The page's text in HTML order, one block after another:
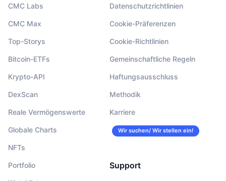
CMC Labs
CMC Max
Top-Storys
Bitcoin-ETFs
Krypto-API
DexScan
Reale Vermögenswerte
Globale Charts
NFTs
Portfolio
Datenschutzrichtlinien
Cookie-Präferenzen
Cookie-Richtlinien
Gemeinschaftliche Regeln
Haftungsausschluss
Methodik
Karriere
Wir suchen/ Wir stellen ein!
Support